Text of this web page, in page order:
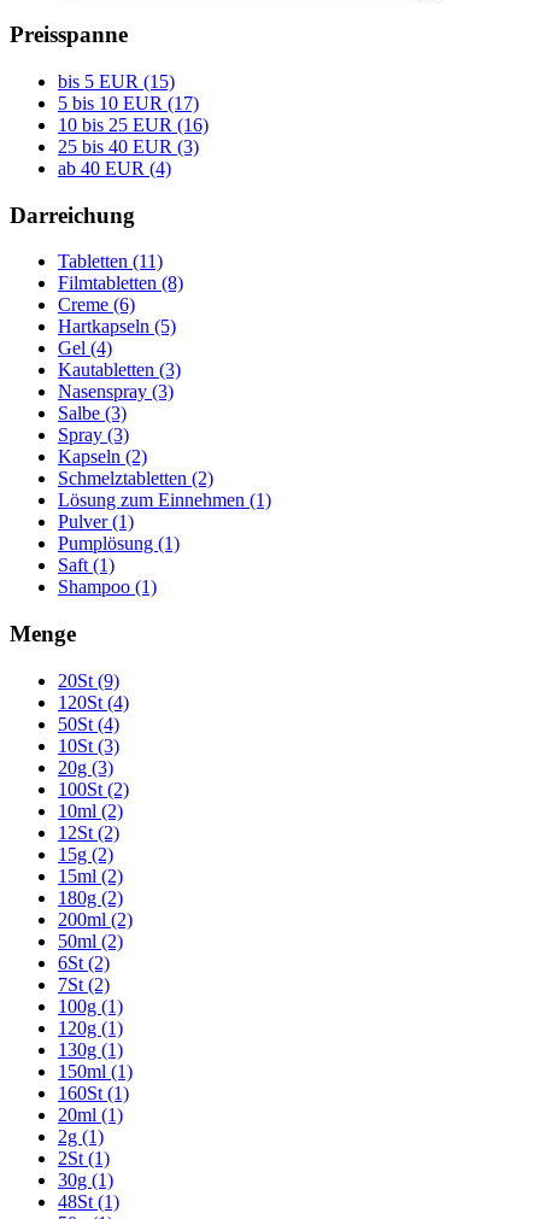
Preisspanne
bis 5 EUR (15)
5 bis 10 EUR (17)
10 bis 25 EUR (16)
25 bis 40 EUR (3)
ab 40 EUR (4)
Darreichung
Tabletten (11)
Filmtabletten (8)
Creme (6)
Hartkapseln (5)
Gel (4)
Kautabletten (3)
Nasenspray (3)
Salbe (3)
Spray (3)
Kapseln (2)
Schmelztabletten (2)
Lösung zum Einnehmen (1)
Pulver (1)
Pumplösung (1)
Saft (1)
Shampoo (1)
Menge
20St (9)
120St (4)
50St (4)
10St (3)
20g (3)
100St (2)
10ml (2)
12St (2)
15g (2)
15ml (2)
180g (2)
200ml (2)
50ml (2)
6St (2)
7St (2)
100g (1)
120g (1)
130g (1)
150ml (1)
160St (1)
20ml (1)
2g (1)
2St (1)
30g (1)
48St (1)